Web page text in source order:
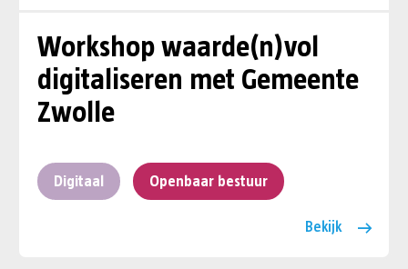
Workshop waarde(n)vol
digitaliseren met Gemeente
Zwolle
Digitaal Openbaar bestuur
Bekijk